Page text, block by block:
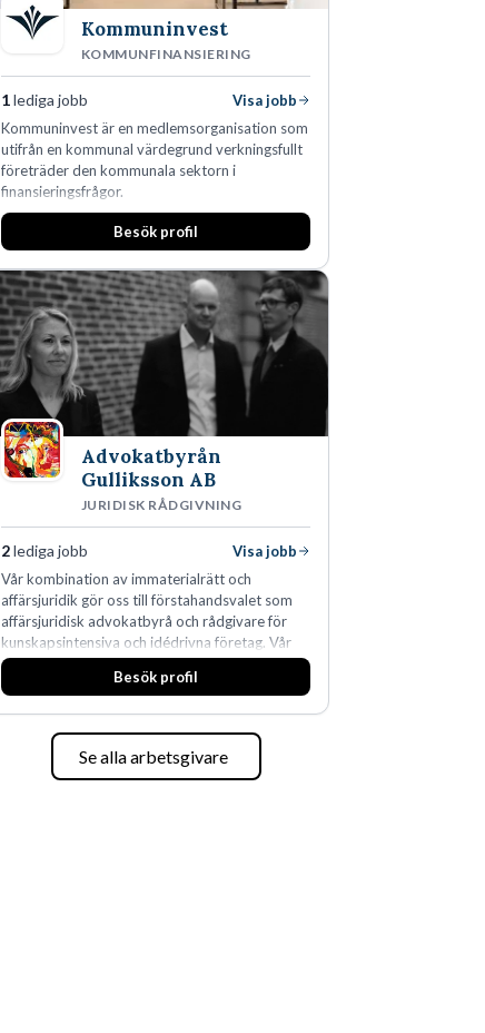
Kommuninvest
KOMMUNFINANSIERING
1lediga jobb
Visa jobb
Kommuninvest är en medlemsorganisation som
utifrån en kommunal värdegrund verkningsfullt
företräder den kommunala sektorn i
finansieringsfrågor.
Besök profil
Advokatbyrån
Gulliksson AB
JURIDISK RÅDGIVNING
2lediga jobb
Visa jobb
Vår kombination av immaterialrätt och
affärsjuridik gör oss till förstahandsvalet som
affärsjuridisk advokatbyrå och rådgivare för
kunskapsintensiva och idédrivna företag. Vår
expertis inom IP-tillgångar har gett oss en
marknadsledande position. Våra klienter väljer
företagets viktigaste tillgångar.
Besök profil
Se alla arbetsgivare